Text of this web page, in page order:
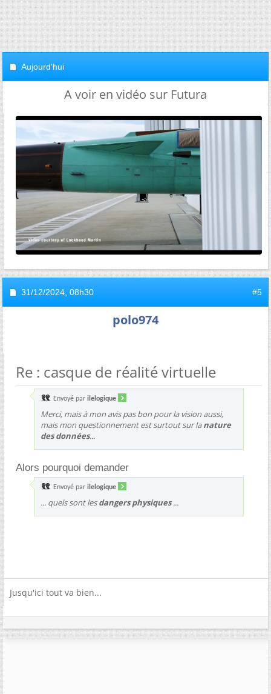
Aujourd'hui
A voir en vidéo sur Futura
31/12/2024, 08h30 #5
polo974
Re : casque de réalité virtuelle
Envoyé par ilelogique
Merci, mais à mon avis pas bon pour la vision aussi,
mais mon questionnement est surtout sur lanature
des données...
Alors pourquoi demander
Envoyé par ilelogique
... quels sont lesdangers physiques...
Jusqu'ici tout va bien...